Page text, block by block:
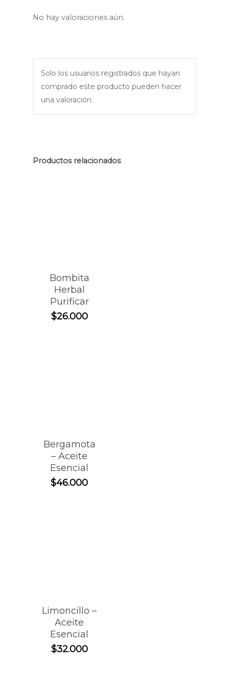
No hay valoraciones aún.
Solo los usuarios registrados que hayan
comprado este producto pueden hacer
una valoración.
Productos relacionados
Bombita
Herbal
Purificar
$26.000
Bergamota
– Aceite
Esencial
$46.000
Limoncillo –
Aceite
Esencial
$32.000